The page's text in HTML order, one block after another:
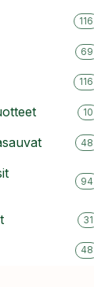
116
69
116
10
48
94
31
48